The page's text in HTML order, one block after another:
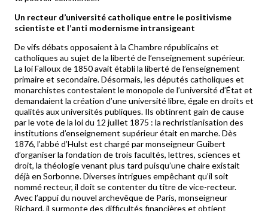
Un recteur d’université catholique entre le positivisme
scientiste et l’anti modernisme intransigeant
De vifs débats opposaient à la Chambre républicains et
catholiques au sujet de la liberté de l’enseignement supérieur.
La loi Falloux de 1850 avait établi la liberté de l’enseignement
primaire et secondaire. Désormais, les députés catholiques et
monarchistes contestaient le monopole de l’université d’État et
demandaient la création d’une université libre, égale en droits et
qualités aux universités publiques. Ils obtinrent gain de cause
par le vote de la loi du 12 juillet 1875 : la rechristianisation des
institutions d’enseignement supérieur était en marche. Dès
1876, l’abbé d’Hulst est chargé par monseigneur Guibert
d’organiser la fondation de trois facultés, lettres, sciences et
droit, la théologie venant plus tard puisqu’une chaire existait
déjà en Sorbonne. Diverses intrigues empêchant qu’il soit
nommé recteur, il doit se contenter du titre de vice-recteur.
Avec l’appui du nouvel archevêque de Paris, monseigneur
Richard, il surmonte des difficultés financières et obtient